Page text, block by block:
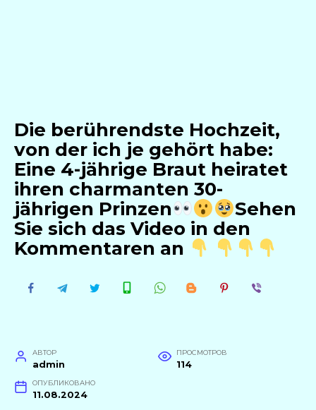
Die berührendste Hochzeit,
von der ich je gehört habe:
Eine 4-jährige Braut heiratet
ihren charmanten 30-
jährigen Prinzen
Sehen
Sie sich das Video in den
Kommentaren an
АВТОР
admin
ПРОСМОТРОВ
114
ОПУБЛИКОВАНО
11.08.2024